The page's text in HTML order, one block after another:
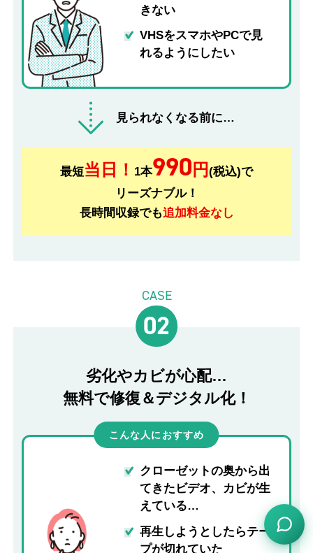
きない
VHSをスマホやPCで見
れるようにしたい
見られなくなる前に…
最短当日！ 1本990 円 (税込)で
リーズナブル！
長時間収録でも追加料金なし
CASE
02
劣化やカビが心配…
無料で修復＆デジタル化！
こんな人におすすめ
クローゼットの奥から出
てきたビデオ、カビが生
えている…
再生しようとしたらテー
プが切れていた